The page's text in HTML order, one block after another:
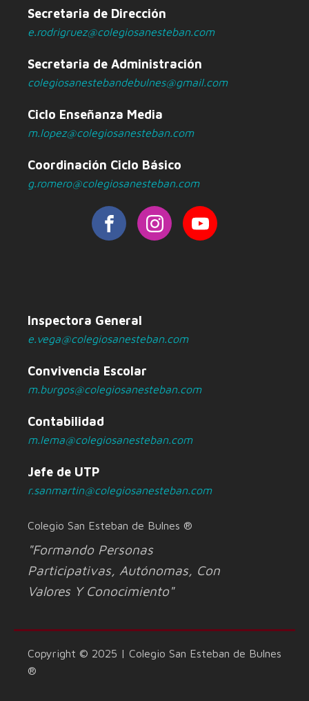
Secretaria de Dirección
e.rodrigruez@colegiosanesteban.com
Secretaria de Administración
colegiosanestebandebulnes@gmail.com
Ciclo Enseñanza Media
m.lopez@colegiosanesteban.com
Coordinación Ciclo Básico
g.romero@colegiosanesteban.com
Inspectora General
e.vega@colegiosanesteban.com
Convivencia Escolar
m.burgos@colegiosanesteban.com
Contabilidad
m.lema@colegiosanesteban.com
Jefe de UTP
r.sanmartin@colegiosanesteban.com
Colegio San Esteban de Bulnes ®
"Formando Personas
Participativas, Autónomas, Con
Valores Y Conocimiento"
Copyright © 2025 | Colegio San Esteban de Bulnes
®